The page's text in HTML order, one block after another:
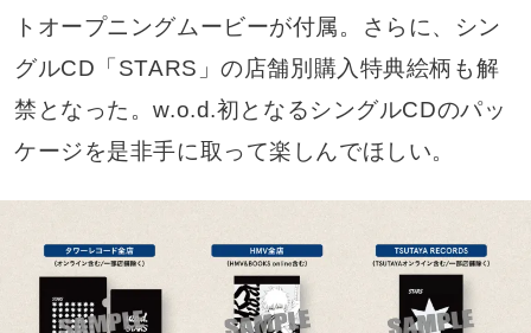
トオープニングムービーが付属。さらに、シン
グルCD「STARS」の店舗別購入特典絵柄も解
禁となった。w.o.d.初となるシングルCDのパッ
ケージを是非手に取って楽しんでほしい。